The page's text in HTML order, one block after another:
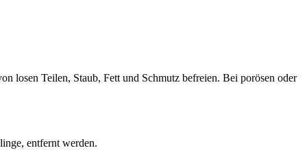
losen Teilen, Staub, Fett und Schmutz befreien. Bei porösen oder
entfernt werden.